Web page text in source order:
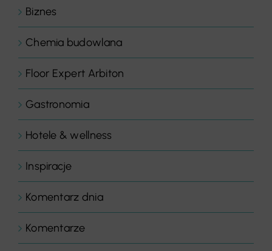
Biznes
Chemia budowlana
Floor Expert Arbiton
Gastronomia
Hotele & wellness
Inspiracje
Komentarz dnia
Komentarze